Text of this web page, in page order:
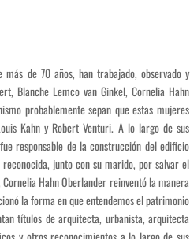
de 70 años, han trabajado, observado y
Blanche Lemco van Ginkel, Cornelia Hahn
probablemente sepan que estas mujeres
Kahn y Robert Venturi. A lo largo de sus
responsable de la construcción del edificio
junto con su marido, por salvar el
Hahn Oberlander reinventó la manera
la forma en que entendemos el patrimonio
títulos de arquitecta, urbanista, arquitecta